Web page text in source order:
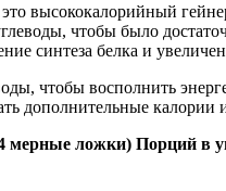
высококалорийный
чтобы было
синтеза белка и
чтобы восполнить
дополнительные калории
мерные ложки) Порций в